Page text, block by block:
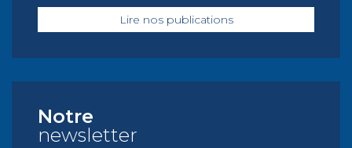
Lire nos publications
Notre
newsletter